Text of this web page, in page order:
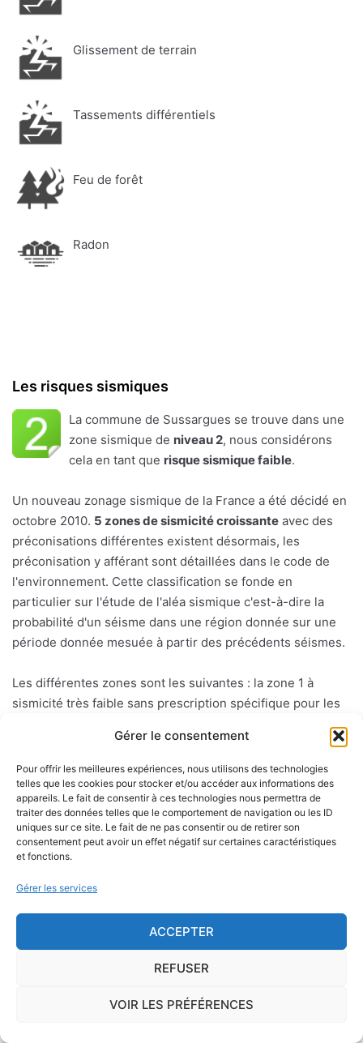
Gérer le consentement
Pour offrir les meilleures expériences, nous utilisons des technologies
telles que les cookies pour stocker et/ou accéder aux informations des
appareils. Le fait de consentir à ces technologies nous permettra de
traiter des données telles que le comportement de navigation ou les ID
uniques sur ce site. Le fait de ne pas consentir ou de retirer son
consentement peut avoir un effet négatif sur certaines caractéristiques
et fonctions.
Gérer les services
ACCEPTER
REFUSER
VOIR LES PRÉFÉRENCES
Glissement de terrain
Tassements différentiels
Feu de forêt
Radon
Les risques sismiques
La commune de Sussargues se trouve dans une
zone sismique de niveau 2, nous considérons
cela en tant que risque sismique faible.
Un nouveau zonage sismique de la France a été décidé en
octobre 2010. 5 zones de sismicité croissante avec des
préconisations différentes existent désormais, les
préconisation y afférant sont détaillées dans le code de
l'environnement. Cette classification se fonde en
particulier sur l'étude de l'aléa sismique c'est-à-dire la
probabilité d'un séisme dans une région donnée sur une
période donnée mesuée à partir des précédents séismes.
Les différentes zones sont les suivantes : la zone 1 à
sismicité très faible sans prescription spécifique pour les
constructions dites "à risque normal". Les zones 2 à 5 (aléa
sisimique faible, modéré, moyen ou fort) où des règles de
constructions parasismiques s'appliquent aux bâtiments
dits "à risque normal".
Le risque mérule
.Cependant, il est préférable d'être particulièrement
vigilant car des chantiers de champignons lignivores
France, en particulier dans le Finistère ou à Paris.